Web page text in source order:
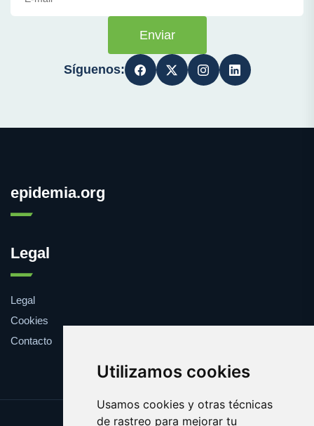
Utilizamos cookies
Usamos cookies y otras técnicas
de rastreo para mejorar tu
Enviar
Síguenos:
epidemia.org
Legal
Legal
Cookies
Contacto